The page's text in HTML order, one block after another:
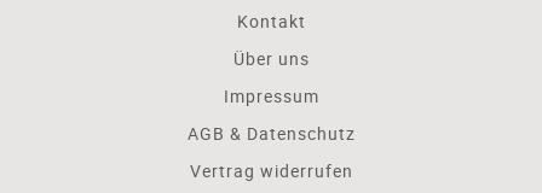
Kontakt
Über uns
Impressum
AGB & Datenschutz
Vertrag widerrufen